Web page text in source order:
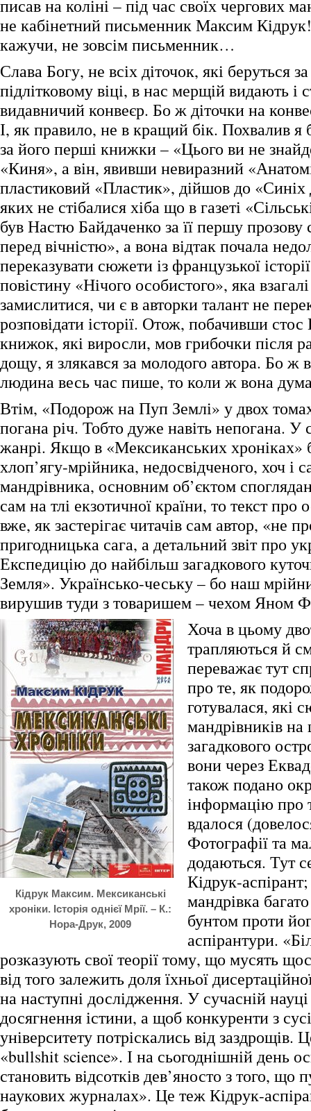
писав на коліні – під час своїх чергових
не кабінетний письменник Максим
кажучи, не зовсім письменник…
Слава Богу, не всіх діточок, які беруться
підлітковому віці, в нас мерщій видають і
видавничий конвеєр. Бо ж діточки на
І, як правило, не в кращий бік. Похвалив
за його перші книжки – «Цього ви не
«Киня», а він, явивши невиразний
пластиковий «Пластик», дійшов до «Синіх
яких не стібалися хіба що в газеті
був Настю Байдаченко за її першу
перед вічністю», а вона відтак почала
переказувати сюжети із французької
повістину «Нічого особистого», яка
замислитися, чи є в авторки талант не
розповідати історії. Отож, побачивши стос
книжок, які виросли, мов грибочки після
дощу, я злякався за молодого автора. Бо ж
людина весь час пише, то коли ж вона
Втім, «Подорож на Пуп Землі» у двох
погана річ. Тобто дуже навіть непогана. У
жанрі. Якщо в «Мексиканських хроніках»
хлоп’ягу-мрійника, недосвідченого, хоч і
мандрівника, основним об’єктом
сам на тлі екзотичної країни, то текст про
вже, як застерігає читачів сам автор, «не
пригодницька сага, а детальний звіт про
Експедицію до найбільш загадкового
Земля». Українсько-чеську – бо наш
вирушив туди з товаришем – чехом Яном
Кідрук Максим. Мексиканські
хроніки. Історія однієї Мрії. – К.:
Нора-Друк, 2009
Хоча в цьому
трапляються й
переважає тут
про те, як
готувалася, які
мандрівників
загадкового
вони через
також подано
інформацію про
вдалося
Фотографії та
додаються. Тут
Кідрук-
мандрівка
бунтом проти
аспірантури.
розказують свої теорії тому, що мусять
від того залежить доля їхньої
на наступні дослідження. У сучасній
досягнення істини, а щоб конкуренти з
університету потріскались від заздрощів.
«bullshit science». І на сьогоднішній день
становить відсотків дев’яносто з того, що
наукових журналах». Це теж Кідрук-